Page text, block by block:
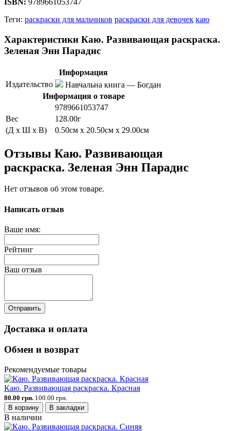
ISBN: 9789661053747
Теги: раскраски для мальчиков раскраски для девочек каю
Характеристики Каю. Развивающая раскраска.
Зеленая Энн Парадис
Информация
Издательство
Навчальна книга — Богдан
Информация о товаре
9789661053747
Вес
128.00г
(Д x Ш x В)
0.50см x 20.50см x 29.00см
Отзывы Каю. Развивающая
раскраска. Зеленая Энн Парадис
Нет отзывов об этом товаре.
Написать отзыв
Ваше имя:
Рейтинг
Ваш отзыв
Отправить
Доставка и оплата
Обмен и возврат
Рекомендуемые товары
Каю. Развивающая раскраска. Красная
80.00 грн. 100.00 грн.
В корзину
В закладки
В наличии